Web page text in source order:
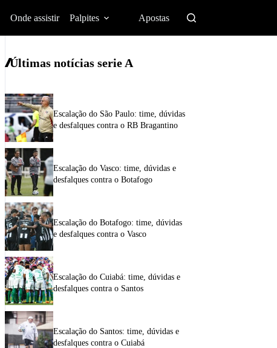
Onde assistir Palpites Apostas
Últimas notícias serie A
Escalação do São Paulo: time, dúvidas
e desfalques contra o RB Bragantino
Escalação do Vasco: time, dúvidas e
desfalques contra o Botafogo
Escalação do Botafogo: time, dúvidas
e desfalques contra o Vasco
Escalação do Cuiabá: time, dúvidas e
desfalques contra o Santos
Escalação do Santos: time, dúvidas e
desfalques contra o Cuiabá